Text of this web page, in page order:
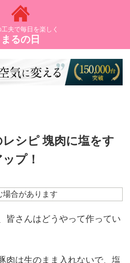
夫で毎日を楽しく
まるの日
シピ 塊肉に塩をす
プ！
合があります
皆さんはどうやって作ってい
肉は生のまま入れないで、塩